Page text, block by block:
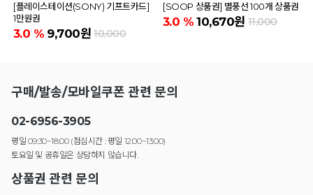
[플레이스테이션(SONY) 기프트카드]
1만원권
3.0 % 9,700원 10,000
[SOOP 상품권] 별풍선 100개 상품권
3.0 % 10,670원 11,000
구매/발송/모바일쿠폰 관련 문의
02-6956-3905
평일 09:30~18:00 (점심시간 : 평일 12:00~13:00)
토요일 및 공휴일은 상담하지 않습니다.
상품권 관련 문의